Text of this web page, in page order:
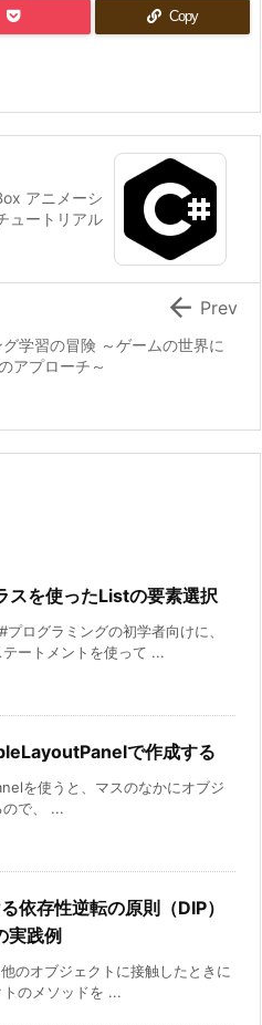
Copy
アニメーシ
ュートリアル
学習の冒険 ～ゲームの世界に
アプローチ～
 Prev
スを使ったListの要素選択
プログラミングの初学者向けに、
テートメントを使って ...
で作成する
を使うと、マスのなかにオブジ
ので、 ...
依存性逆転の原則（DIP）
実践例
のオブジェクトに接触したときに
のメソッドを ...